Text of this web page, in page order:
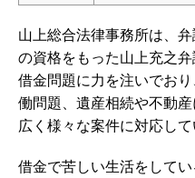
山上総合法律事務所は、
の資格をもった山上充之
借金問題に力を注いでお
働問題、遺産相続や不動
広く様々な案件に対応して
借金で苦しい生活をして